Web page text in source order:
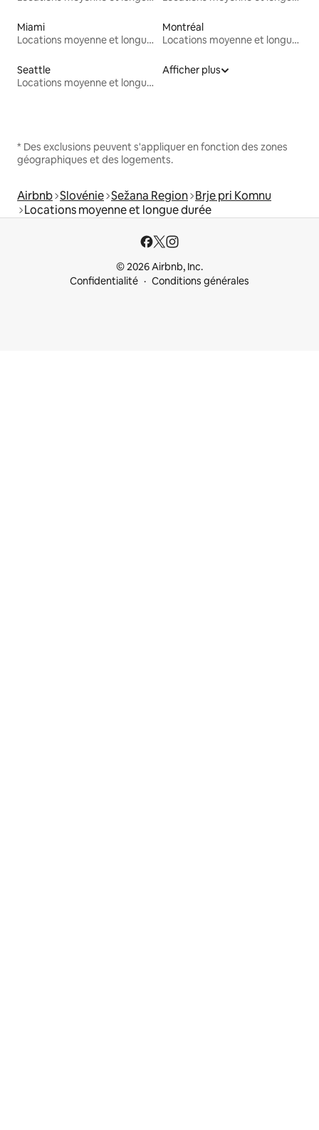
Miami
Locations moyenne et longue durée
Montréal
Locations moyenne et longue durée
Seattle
Locations moyenne et longue durée
Afficher plus
* Des exclusions peuvent s'appliquer en fonction des zones
géographiques et des logements.
Airbnb Slovénie Sežana Region Brje pri Komnu
Locations moyenne et longue durée
© 2026 Airbnb, Inc.
Confidentialité
Conditions générales